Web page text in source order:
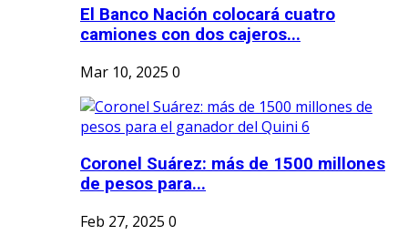
El Banco Nación colocará cuatro
camiones con dos cajeros...
Mar 10, 2025 0
Coronel Suárez: más de 1500 millones
de pesos para...
Feb 27, 2025 0